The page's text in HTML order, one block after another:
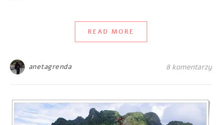
READ MORE
anetagrenda 8 komentarzy